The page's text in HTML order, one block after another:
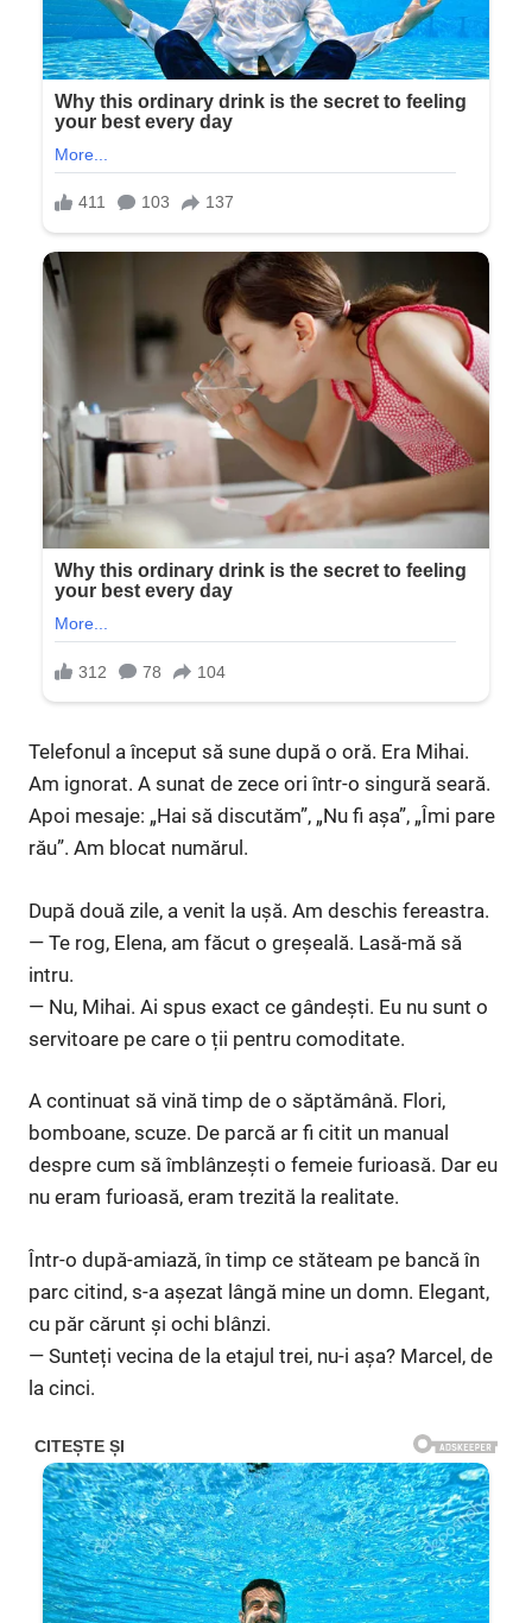
Telefonul a început să sune după o oră. Era Mihai.
Am ignorat. A sunat de zece ori într-o singură seară.
Apoi mesaje: „Hai să discutăm”, „Nu fi așa”, „Îmi pare
rău”. Am blocat numărul.
După două zile, a venit la ușă. Am deschis fereastra.
— Te rog, Elena, am făcut o greșeală. Lasă-mă să
intru.
— Nu, Mihai. Ai spus exact ce gândești. Eu nu sunt o
servitoare pe care o ții pentru comoditate.
A continuat să vină timp de o săptămână. Flori,
bomboane, scuze. De parcă ar fi citit un manual
despre cum să îmblânzești o femeie furioasă. Dar eu
nu eram furioasă, eram trezită la realitate.
Într-o după-amiază, în timp ce stăteam pe bancă în
parc citind, s-a așezat lângă mine un domn. Elegant,
cu păr cărunt și ochi blânzi.
— Sunteți vecina de la etajul trei, nu-i așa? Marcel, de
la cinci.